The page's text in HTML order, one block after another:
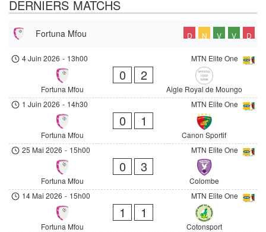
DERNIERS MATCHS
Fortuna Mfou D N V V D
MTN Elite One
4 Juin 2026 - 13h00
Fortuna Mfou
0 2
Aigle Royal de Moungo
MTN Elite One
1 Juin 2026 - 14h30
Fortuna Mfou
0 1
Canon Sportif
MTN Elite One
25 Mai 2026 - 15h00
Fortuna Mfou
0 3
Colombe
MTN Elite One
14 Mai 2026 - 15h00
Fortuna Mfou
1 1
Cotonsport